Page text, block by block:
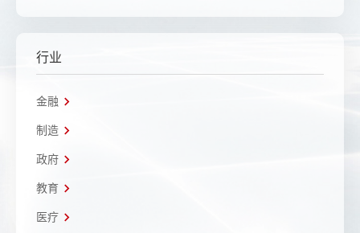
行业
金融
制造
政府
教育
医疗